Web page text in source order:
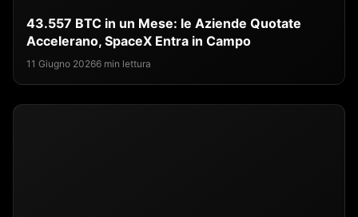
43.557 BTC in un Mese: le Aziende Quotate
Accelerano, SpaceX Entra in Campo
11 Giugno 20266 min lettura